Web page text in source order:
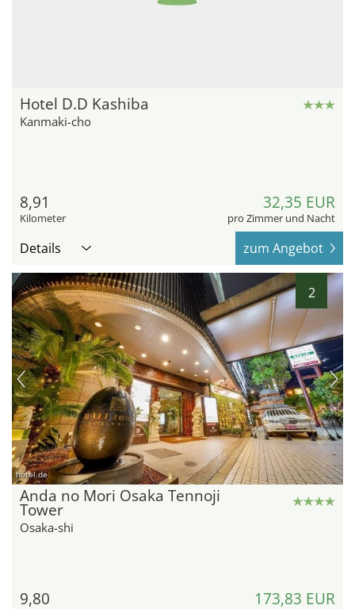
Hotel D.D Kashiba
Kanmaki-cho
8,91
Kilometer
32,35 EUR
pro Zimmer und Nacht
Details zum Angebot
2
hotel.de
Anda no Mori Osaka Tennoji
Tower
Osaka-shi
9,80 173,83 EUR